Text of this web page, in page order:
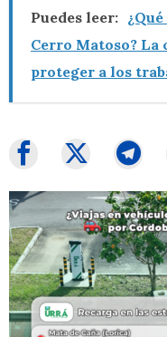
Puedes leer:
Cerro Matoso?
proteger a los